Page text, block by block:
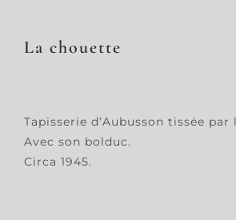
La chouette
Tapisserie d’Aubusson tissée par
Avec son bolduc.
Circa 1945.